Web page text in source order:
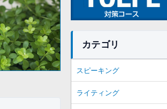
カテゴリ
スピーキング
ライティング